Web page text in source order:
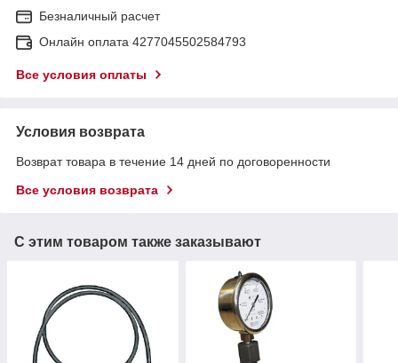
Безналичный расчет
Онлайн оплата 4277045502584793
Все условия оплаты
Условия возврата
Возврат товара в течение 14 дней по договоренности
Все условия возврата
С этим товаром также заказывают